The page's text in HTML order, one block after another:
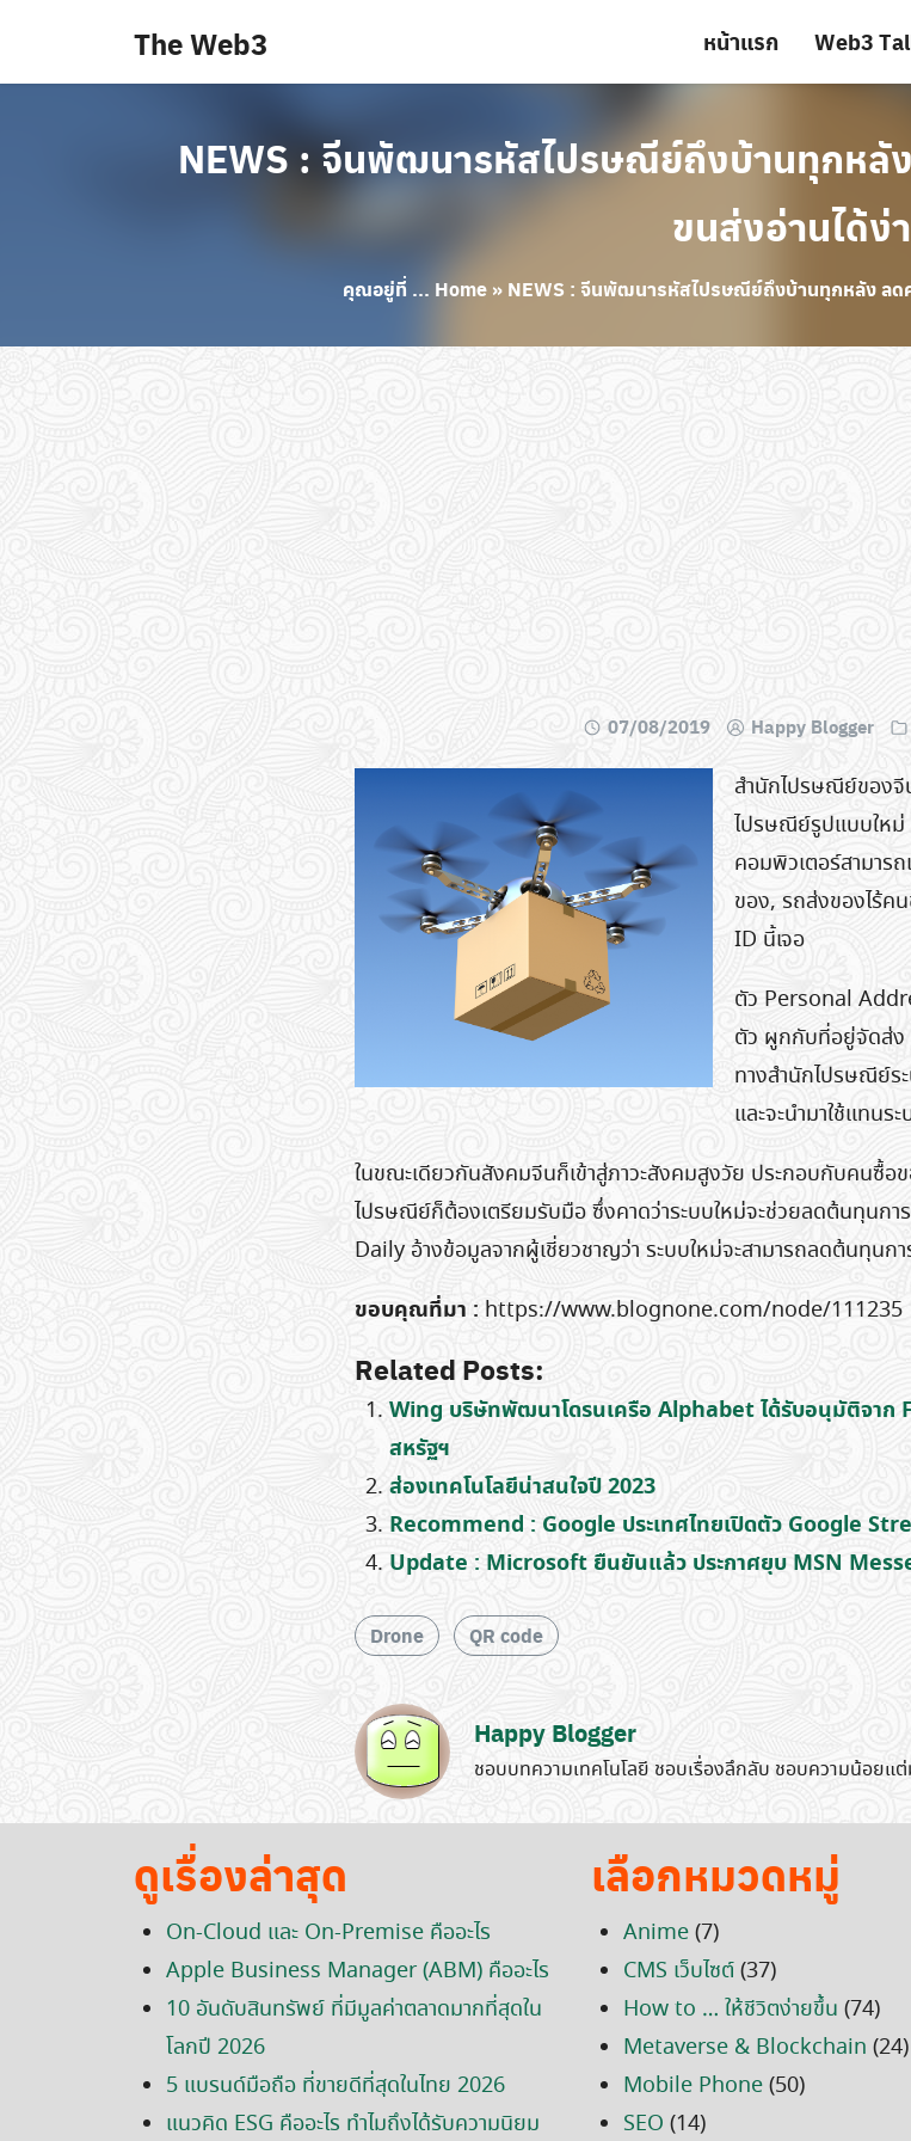
content
The Web3 หน้าแรก Web3
Search
NEWS : จีนพัฒนารหัสไปรษณีย์ถึงบ้านทุกห
ขนส่งอ่านได้ง่
คุณอยู่ที่ ... Home» NEWS : จีนพัฒนารหัสไปรษณีย์ถึงบ้านทุกหลัง ล
07/08/2019 Happy Blogger
สำนักไปรษณีย์ของ
ไปรษณีย์รูปแบบใหม่
คอมพิวเตอร์สามาร
ของ, รถส่งของไร้ค
ID นี้เจอ
ตัว Personal
ตัว ผูกกับที่อยู่จัดส่ง
ทางสำนักไปรษณีย์ร
และจะนำมาใช้แทนร
ในขณะเดียวกันสังคมจีนก็เข้าสู่ภาวะสังคมสูงวัย ประกอบกับคนซื้อ
ไปรษณีย์ก็ต้องเตรียมรับมือ ซึ่งคาดว่าระบบใหม่จะช่วยลดต้นทุน
Daily อ้างข้อมูลจากผู้เชี่ยวชาญว่า ระบบใหม่จะสามารถลดต้นทุนก
ขอบคุณที่มา : https://www.blognone.com/node/111235
Related Posts:
Wing บริษัทพัฒนาโดรนเครือ Alphabet ได้รับอนุมัติจาก
สหรัฐฯ
ส่องเทคโนโลยีน่าสนใจปี 2023
Recommend : Google ประเทศไทยเปิดตัว Google
Update : Microsoft ยืนยันแล้ว ประกาศยุบ MSN
Drone QR code
Happy Blogger
ชอบบทความเทคโนโลยี ชอบเรื่องลึกลับ ชอบความน้อย
ดูเรื่องล่าสุด
On-Cloud และ On-Premise คืออะไร
Apple Business Manager (ABM) คืออะไร
10 อันดับสินทรัพย์ ที่มีมูลค่าตลาดมากที่สุดใน
โลกปี 2026
5 แบรนด์มือถือ ที่ขายดีที่สุดในไทย 2026
แนวคิด ESG คืออะไร ทำไมถึงได้รับความนิยม
เลือกหมวดหมู่
Anime(7)
CMS เว็บไซต์(37)
How to … ให้ชีวิตง่ายขึ้น (74)
Metaverse & Blockchain (24)
Mobile Phone(50)
SEO (14)